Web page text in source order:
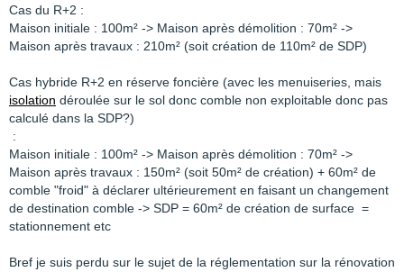
Cas du R+2 :
Maison initiale : 100m² -> Maison après démolition : 70m² ->
Maison après travaux : 210m² (soit création de 110m² de SDP)
Cas hybride R+2 en réserve foncière (avec les menuiseries, mais
isolation déroulée sur le sol donc comble non exploitable donc pas
calculé dans la SDP?)
:
Maison initiale : 100m² -> Maison après démolition : 70m² ->
Maison après travaux : 150m² (soit 50m² de création) + 60m² de
comble "froid" à déclarer ultérieurement en faisant un changement
de destination comble -> SDP = 60m² de création de surface =
stationnement etc
Bref je suis perdu sur le sujet de la réglementation sur la rénovation